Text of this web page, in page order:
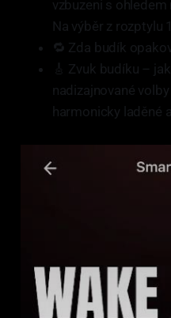
vzbuzeni s ohledem
Na výběr z rozptylu
🔁 Zda budík
🎸 Zvuk budíku –
nadizajnované
harmonicky laděné